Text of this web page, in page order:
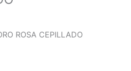
ROSA CEPILLADO